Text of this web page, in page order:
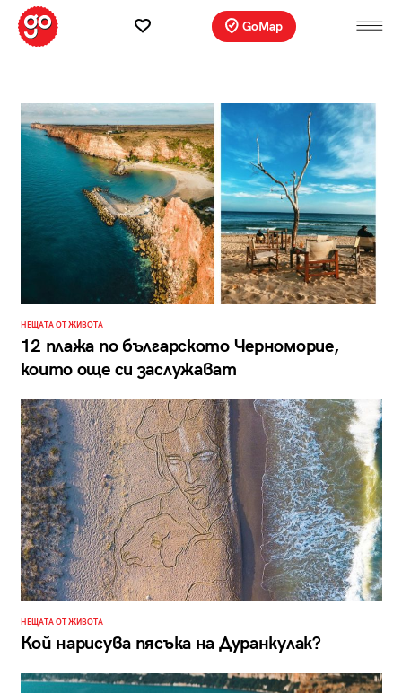
GoMap
НЕЩАТА ОТ ЖИВОТА
12 плажа по българското Черноморие,
които още си заслужават
НЕЩАТА ОТ ЖИВОТА
Кой нарисува пясъка на Дуранкулак?